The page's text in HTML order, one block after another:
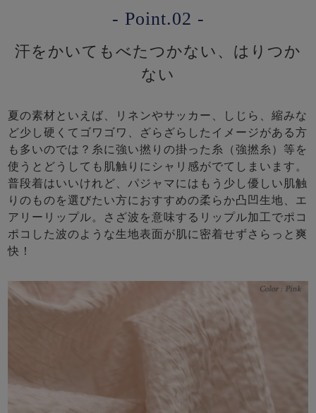
- Point.02 -
汗をかいてもべたつかない、はりつか
ない
夏の素材といえば、リネンやサッカー、しじら、縮みな
ど少し硬くてゴワゴワ、ざらざらしたイメージがある方
も多いのでは？糸に強い撚りの掛った糸（強撚糸）等を
使うとどうしても肌触りにシャリ感がでてしまいます。
普段着はいいけれど、パジャマにはもう少し優しい肌触
りのものを選びたい方におすすめの柔らか凸凹生地、エ
アリーリップル。さざ波を意味するリップル加工でポコ
ポコした波のような生地表面が肌に密着せずさらっと爽
快！